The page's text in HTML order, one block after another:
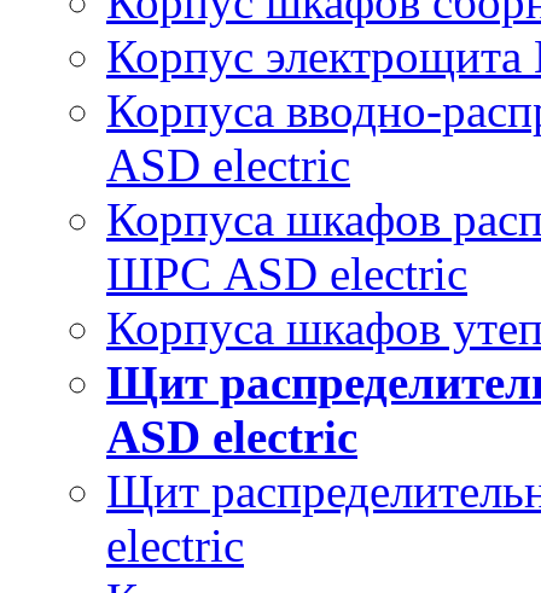
Корпус
Корпуса вводно-
ASD electric
Корпуса шкафов
ШРС ASD electric
Корпуса шкафов
Щит
ASD electric
Щит
electric